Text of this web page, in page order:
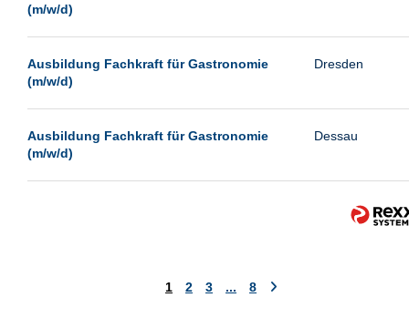
(m/w/d)
Ausbildung Fachkraft für Gastronomie
(m/w/d)
Dresden
Ausbildung Fachkraft für Gastronomie
(m/w/d)
Dessau
1 2 3 ... 8